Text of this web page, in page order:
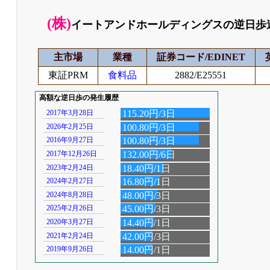
(株)イートアンドホールディングスの逆日歩
主市場 業種 証券コード/EDINET
東証PRM
食料品 2882/E25551
高額な逆日歩の発生履歴
2017年3月28日
115.20円/3日
2026年2月25日 100.80円/3日
2016年9月27日 100.80円/3日
2017年12月26日 132.00円/6日
2023年2月24日 18.40円/1日
2024年2月27日 16.80円/1日
2024年8月28日 48.00円/3日
2025年2月26日 45.00円/3日
2020年3月27日 14.40円/1日
2021年2月24日 42.00円/3日
2019年9月26日 14.00円/1日